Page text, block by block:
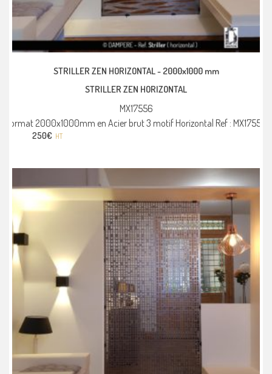
STRILLER ZEN HORIZONTAL - 2000x1000 mm
STRILLER ZEN HORIZONTAL
MX17556
Format 2000x1000mm en Acier brut 3 motif Horizontal Ref : MX17556
250€ HT